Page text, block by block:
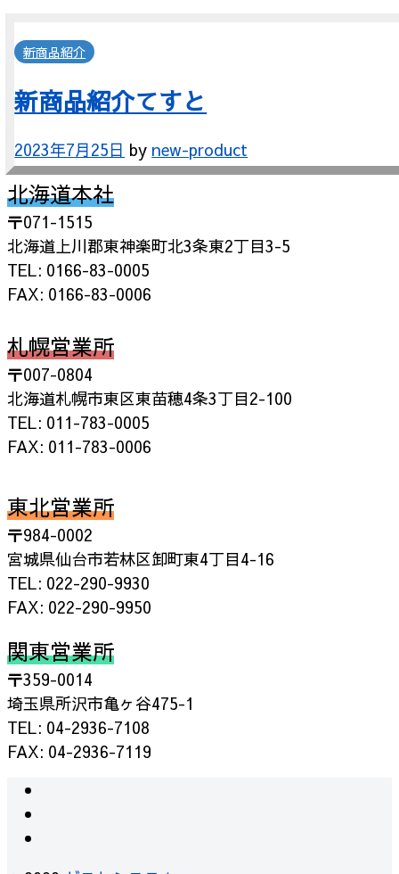
新商品紹介
新商品紹介てすと
2023年7月25日 by new-product
北海道本社
〒071-1515
北海道上川郡東神楽町北3条東2丁目3-5
TEL: 0166-83-0005
FAX: 0166-83-0006
札幌営業所
〒007-0804
北海道札幌市東区東苗穂4条3丁目2-100
TEL: 011-783-0005
FAX: 011-783-0006
東北営業所
〒984-0002
宮城県仙台市若林区卸町東4丁目4-16
TEL: 022-290-9930
FAX: 022-290-9950
関東営業所
〒359-0014
埼玉県所沢市亀ヶ谷475-1
TEL: 04-2936-7108
FAX: 04-2936-7119